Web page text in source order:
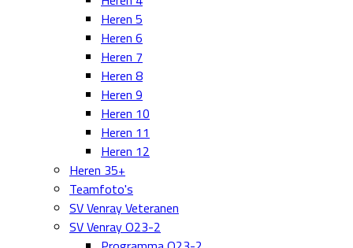
Heren 5
Heren 6
Heren 7
Heren 8
Heren 9
Heren 10
Heren 11
Heren 12
Heren 35+
Teamfoto's
SV Venray Veteranen
SV Venray O23-2